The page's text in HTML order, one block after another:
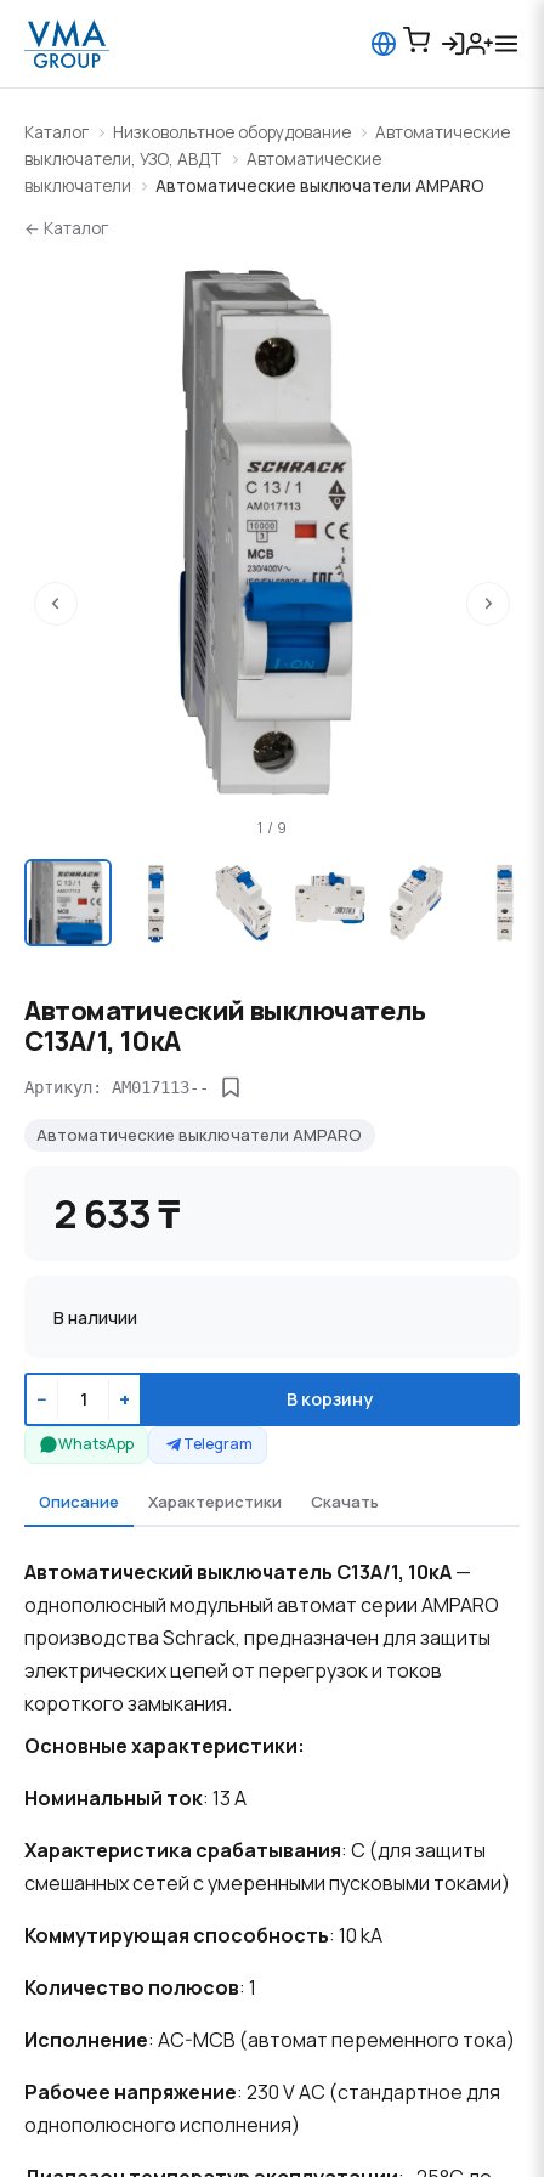
Каталог Низковольтное оборудование
Автоматические
выключатели, УЗО, АВДТ
Автоматические
выключатели
Автоматические выключатели AMPARO
← Каталог
‹ ›
1 / 9
Автоматический выключатель
C13А/1, 10кА
Артикул: AM017113--
Автоматические выключатели AMPARO
2 633 ₸
В наличии
− + В корзину
WhatsApp Telegram
Описание Характеристики Скачать
Автоматический выключатель C13А/1, 10кА—
однополюсный модульный автомат серии AMPARO
производства Schrack, предназначен для защиты
электрических цепей от перегрузок и токов
короткого замыкания.
Основные характеристики:
Номинальный ток: 13 A
Характеристика срабатывания: C (для защиты
смешанных сетей с умеренными пусковыми токами)
Коммутирующая способность: 10 kA
Количество полюсов: 1
Исполнение: AC-MCB (автомат переменного тока)
Рабочее напряжение: 230 V AC (стандартное для
однополюсного исполнения)